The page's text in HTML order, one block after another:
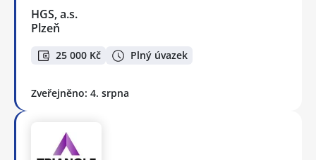
HGS, a.s.
Plzeň
25 000 Kč Plný úvazek
Zveřejněno: 4. srpna